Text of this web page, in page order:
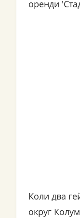
оренди
Коли два
округ